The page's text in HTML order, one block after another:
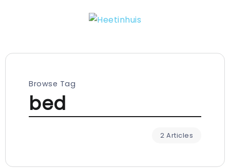
Browse Tag
bed
2 Articles